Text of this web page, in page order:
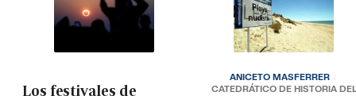
Los festivales de
ANICETO MASFERRER
CATEDRÁTICO DE HISTORIA DEL